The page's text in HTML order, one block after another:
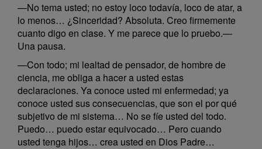
—No tema usted; no estoy loco todavía, loco de atar, a
lo menos… ¿Sinceridad? Absoluta. Creo firmemente
cuanto digo en clase. Y me parece que lo pruebo.—
Una pausa.
—Con todo; mi lealtad de pensador, de hombre de
ciencia, me obliga a hacer a usted estas
declaraciones. Ya conoce usted mi enfermedad; ya
conoce usted sus consecuencias, que son el por qué
subjetivo de mi sistema… No se fíe usted del todo.
Puedo… puedo estar equivocado… Pero cuando
usted tenga hijos… crea usted en Dios Padre…